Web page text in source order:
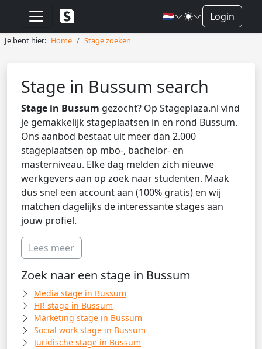
🇳🇱 Login
Je bent hier: Home Stage zoeken
Stage in Bussum search
Stage in Bussum gezocht? Op Stageplaza.nl vind
je gemakkelijk stageplaatsen in en rond Bussum.
Ons aanbod bestaat uit meer dan 2.000
stageplaatsen op mbo-, bachelor- en
masterniveau. Elke dag melden zich nieuwe
werkgevers aan op zoek naar studenten. Maak
dus snel een account aan (100% gratis) en wij
matchen dagelijks de interessante stages aan
jouw profiel.
Lees meer
Zoek naar een stage in Bussum
Media stage in Bussum
HR stage in Bussum
Marketing stage in Bussum
Social work stage in Bussum
Juridische stage in Bussum